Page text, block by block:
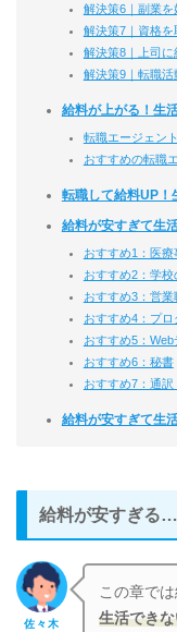
解決策6｜副業を
解決策7｜資格を
解決策8｜上司に
解決策9｜転職
給料が上がる！生
転職エージェン
おすすめの転職
転職して給料UP！
給料が安すぎて生
おすすめ1：医療
おすすめ2：学校
おすすめ3：営業
おすすめ4：プロ
おすすめ5：Web
おすすめ6：秘書
おすすめ7：通訳
給料が安すぎて生
給料が安すぎる
佐々木
この章で
生活でき